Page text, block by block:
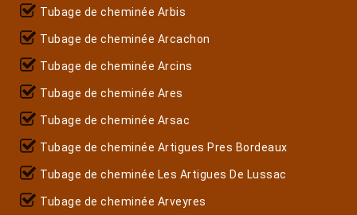
Tubage de cheminée Arbis
Tubage de cheminée Arcachon
Tubage de cheminée Arcins
Tubage de cheminée Ares
Tubage de cheminée Arsac
Tubage de cheminée Artigues Pres Bordeaux
Tubage de cheminée Les Artigues De Lussac
Tubage de cheminée Arveyres